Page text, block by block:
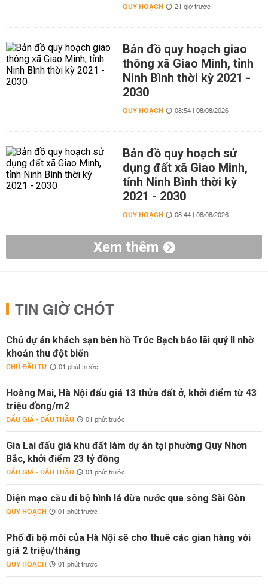
QUY HOẠCH 21 giờ trước
Bản đồ quy hoạch giao
thông xã Giao Minh, tỉnh
Ninh Bình thời kỳ 2021 -
2030
QUY HOẠCH 08:54 | 08/08/2026
Bản đồ quy hoạch sử
dụng đất xã Giao Minh,
tỉnh Ninh Bình thời kỳ
2021 - 2030
QUY HOẠCH 08:44 | 08/08/2026
Xem thêm
TIN GIỜ CHÓT
Chủ dự án khách sạn bên hồ Trúc Bạch báo lãi quý II nhờ
khoản thu đột biến
CHỦ ĐẦU TƯ 01 phút trước
Hoàng Mai, Hà Nội đấu giá 13 thửa đất ở, khởi điểm từ 43
triệu đồng/m2
ĐẤU GIÁ - ĐẤU THẦU 01 phút trước
Gia Lai đấu giá khu đất làm dự án tại phường Quy Nhơn
Bắc, khởi điểm 23 tỷ đồng
ĐẤU GIÁ - ĐẤU THẦU 01 phút trước
Diện mạo cầu đi bộ hình lá dừa nước qua sông Sài Gòn
QUY HOẠCH 01 phút trước
Phố đi bộ mới của Hà Nội sẽ cho thuê các gian hàng với
giá 2 triệu/tháng
QUY HOẠCH 01 phút trước